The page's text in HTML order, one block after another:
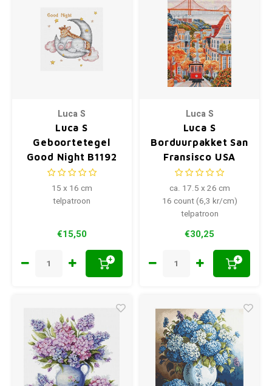
Luca S
Luca S
Geboortetegel
Good Night B1192
15 x 16 cm
telpatroon
€15,50
+
Luca S
Luca S
Borduurpakket San
Fransisco USA
ca. 17.5 x 26 cm
16 count (6,3 kr/cm)
telpatroon
€30,25
+